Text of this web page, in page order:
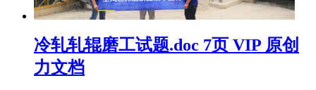
冷轧轧辊磨工试题.doc 7页 VIP 原创
力文档